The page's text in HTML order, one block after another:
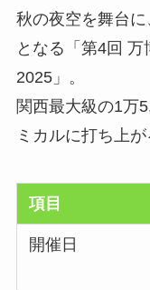
秋の夜空を舞台
となる「第4回 万
2025」。
関西最大級の1万
ミカルに打ち上が
項目
開催日